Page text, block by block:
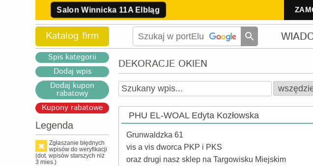
Katalog firm
Spis kategorii
Dodaj wpis
Dodaj kupon
rabatowy
Kupony rabatowe
Legenda
Zgłaszanie błędnych
wpisów do weryfikacji
(dot. wpisów starszych niż
3 mies.)
DEKORACJE OKIEN
PHU EL-WOAL Edyta Kozłowska
Grunwaldzka 61
vis a vis dworca PKP i PKS
oraz drugi nasz sklep na Targowisku Miejskim